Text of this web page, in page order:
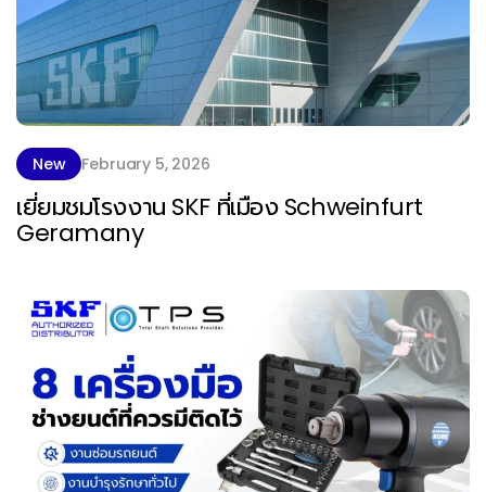
New February 5, 2026
เยี่ยมชมโรงงาน SKF ที่เมือง Schweinfurt
Geramany